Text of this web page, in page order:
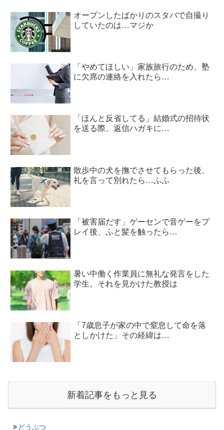
オープンしたばかりのスタバで自撮り
していたのは…マジか
「やめてほしい」家族旅行のため、塾
に欠席の連絡を入れたら…
「ほんと反省してる」結婚式の招待状
を送る際、返信ハガキに…
散歩中の犬を撫でさせてもらった後、
礼を言って別れたら…ふふ
「被害届だす」ゲーセンで音ゲーをプ
レイ後、ふと髪を触ったら…
暑い中働く作業員に無礼な発言をした
学生。それを見かけた教授は
「7歳息子が家の中で窒息して命を落
としかけた」その経緯は…
新着記事をもっと見る
どうぶつ